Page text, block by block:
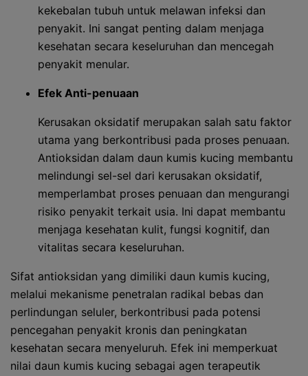
kekebalan tubuh untuk melawan infeksi dan
penyakit. Ini sangat penting dalam menjaga
kesehatan secara keseluruhan dan mencegah
penyakit menular.
Efek Anti-penuaan
Kerusakan oksidatif merupakan salah satu faktor
utama yang berkontribusi pada proses penuaan.
Antioksidan dalam daun kumis kucing membantu
melindungi sel-sel dari kerusakan oksidatif,
memperlambat proses penuaan dan mengurangi
risiko penyakit terkait usia. Ini dapat membantu
menjaga kesehatan kulit, fungsi kognitif, dan
vitalitas secara keseluruhan.
Sifat antioksidan yang dimiliki daun kumis kucing,
melalui mekanisme penetralan radikal bebas dan
perlindungan seluler, berkontribusi pada potensi
pencegahan penyakit kronis dan peningkatan
kesehatan secara menyeluruh. Efek ini memperkuat
nilai daun kumis kucing sebagai agen terapeutik